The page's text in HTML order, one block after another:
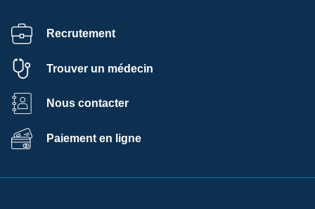
Recrutement
Trouver un médecin
Nous contacter
Paiement en ligne